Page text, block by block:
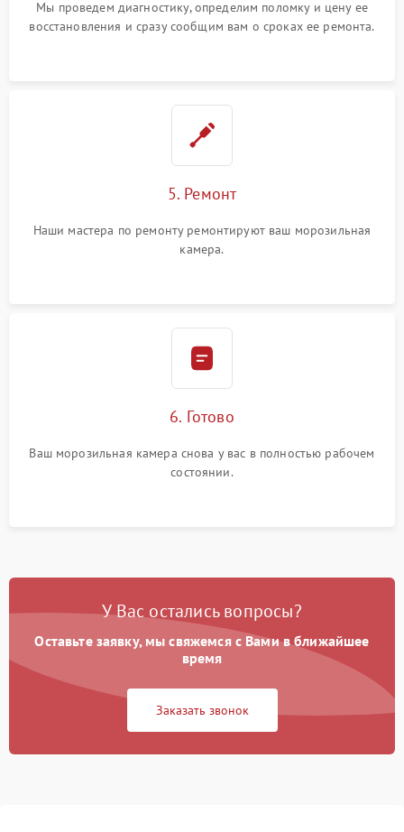
Мы проведем диагностику, определим поломку и цену ее
восстановления и сразу сообщим вам о сроках ее ремонта.
5. Ремонт
Наши мастера по ремонту ремонтируют ваш морозильная
камера.
6. Готово
Ваш морозильная камера снова у вас в полностью рабочем
состоянии.
У Вас остались вопросы?
Оставьте заявку, мы свяжемся с Вами в ближайшее
время
Заказать звонок